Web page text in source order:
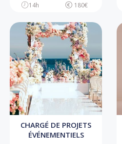
14h 180€
CHARGÉ DE PROJETS
ÉVÉNEMENTIELS